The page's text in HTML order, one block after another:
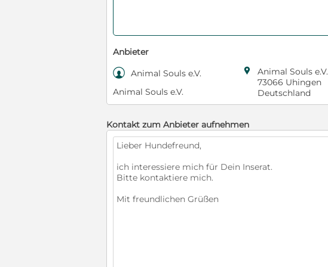
Anbieter
 Animal Souls e.V.
Animal Souls e.V.

Animal Souls e.V.
73066 Uhingen
Deutschland
Kontakt zum Anbieter aufnehmen